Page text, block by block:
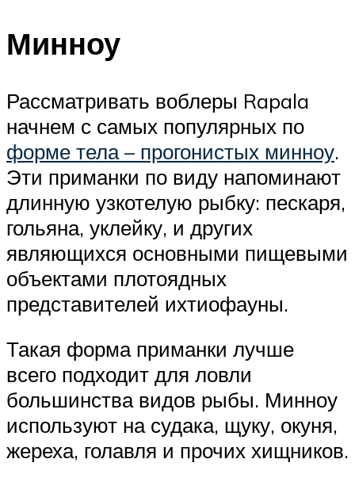
Минноу
Рассматривать воблеры Rapala
начнем с самых популярных по
форме тела – прогонистых минноу.
Эти приманки по виду напоминают
длинную узкотелую рыбку: пескаря,
гольяна, уклейку, и других
являющихся основными пищевыми
объектами плотоядных
представителей ихтиофауны.
Такая форма приманки лучше
всего подходит для ловли
большинства видов рыбы. Минноу
используют на судака, щуку, окуня,
жереха, голавля и прочих хищников.